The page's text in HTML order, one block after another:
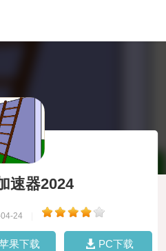
速器2024
24
果下载 PC下载